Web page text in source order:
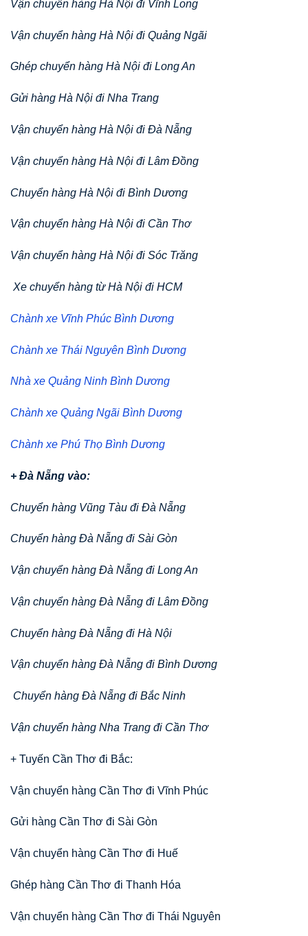
Vận chuyển hàng Hà Nội đi Vĩnh Long
Vận chuyển hàng Hà Nội đi Quảng Ngãi
Ghép chuyển hàng Hà Nội đi Long An
Gửi hàng Hà Nội đi Nha Trang
Vận chuyển hàng Hà Nội đi Đà Nẵng
Vận chuyển hàng Hà Nội đi Lâm Đồng
Chuyển hàng Hà Nội đi Bình Dương
Vận chuyển hàng Hà Nội đi Cần Thơ
Vận chuyển hàng Hà Nội đi Sóc Trăng
Xe chuyển hàng từ Hà Nội đi HCM
Chành xe Vĩnh Phúc Bình Dương
Chành xe Thái Nguyên Bình Dương
Nhà xe Quảng Ninh Bình Dương
Chành xe Quảng Ngãi Bình Dương
Chành xe Phú Thọ Bình Dương
+ Đà Nẵng vào:
Chuyển hàng Vũng Tàu đi Đà Nẵng
Chuyển hàng Đà Nẵng đi Sài Gòn
Vận chuyển hàng Đà Nẵng đi Long An
Vận chuyển hàng Đà Nẵng đi Lâm Đồng
Chuyển hàng Đà Nẵng đi Hà Nội
Vận chuyển hàng Đà Nẵng đi Bình Dương
Chuyển hàng Đà Nẵng đi Bắc Ninh
Vận chuyển hàng Nha Trang đi Cần Thơ
+ Tuyến Cần Thơ đi Bắc:
Vận chuyển hàng Cần Thơ đi Vĩnh Phúc
Gửi hàng Cần Thơ đi Sài Gòn
Vận chuyển hàng Cần Thơ đi Huế
Ghép hàng Cần Thơ đi Thanh Hóa
Vận chuyển hàng Cần Thơ đi Thái Nguyên